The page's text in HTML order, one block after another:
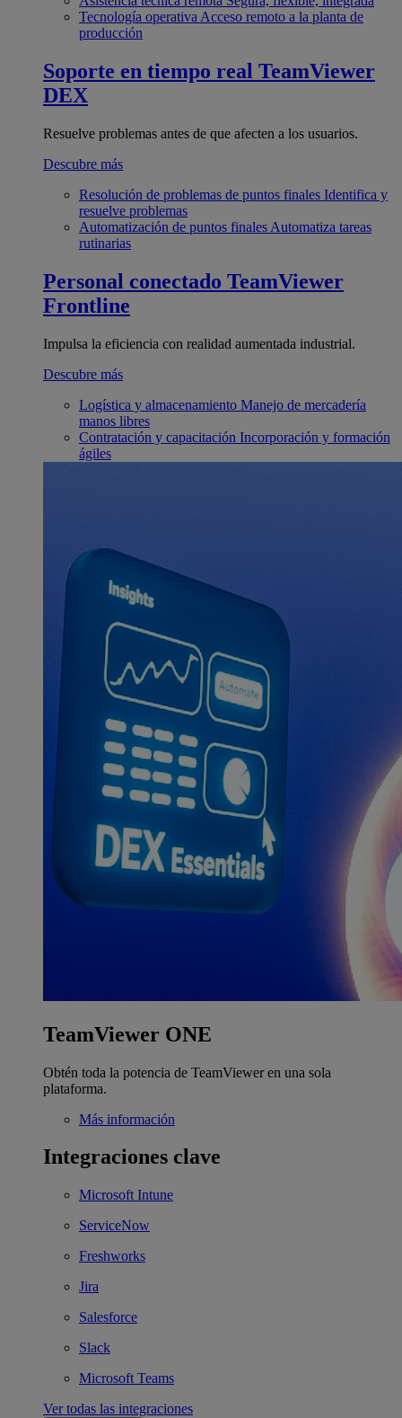
Tecnología operativa Acceso remoto a la planta de
producción
Soporte en tiempo real TeamViewer
DEX
Resuelve problemas antes de que afecten a los usuarios.
Descubre más
Resolución de problemas de puntos finales Identifica y
resuelve problemas
Automatización de puntos finales Automatiza tareas
rutinarias
Personal conectado TeamViewer
Frontline
Impulsa la eficiencia con realidad aumentada industrial.
Descubre más
Logística y almacenamiento Manejo de mercadería
manos libres
Contratación y capacitación Incorporación y formación
ágiles
TeamViewer ONE
Obtén toda la potencia de TeamViewer en una sola
plataforma.
Más información
Integraciones clave
Microsoft Intune
ServiceNow
Freshworks
Jira
Salesforce
Slack
Microsoft Teams
Ver todas las integraciones